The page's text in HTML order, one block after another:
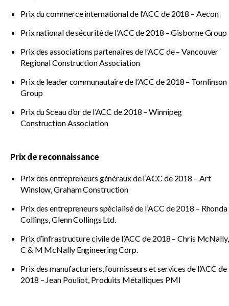
Prix du commerce international de l’ACC de 2018 – Aecon
Prix national de sécurité de l’ACC de 2018 – Gisborne Group
Prix des associations partenaires de l’ACC de – Vancouver
Regional Construction Association
Prix de leader communautaire de l’ACC de 2018 – Tomlinson
Group
Prix du Sceau d’or de l’ACC de 2018 – Winnipeg
Construction Association
Prix de reconnaissance
Prix des entrepreneurs généraux de l’ACC de 2018 – Art
Winslow, Graham Construction
Prix des entrepreneurs spécialisé de l’ACC de 2018 – Rhonda
Collings, Glenn Collings Ltd.
Prix d’infrastructure civile de l’ACC de 2018 – Chris McNally,
C & M McNally Engineering Corp.
Prix des manufacturiers, fournisseurs et services de l’ACC de
2018 – Jean Pouliot, Produits Métalliques PMI